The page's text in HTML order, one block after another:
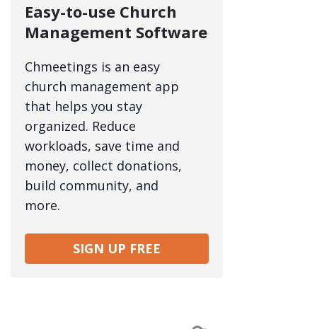
Easy-to-use Church
Management Software
Chmeetings is an easy
church management app
that helps you stay
organized. Reduce
workloads, save time and
money, collect donations,
build community, and
more.
SIGN UP FREE